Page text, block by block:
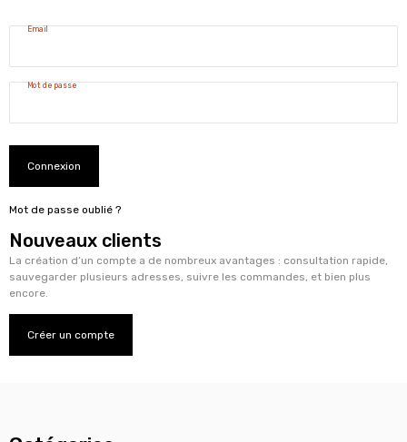
Email
Mot de passe
Connexion
Mot de passe oublié ?
Nouveaux clients
La création d’un compte a de nombreux avantages : consultation rapide,
sauvegarder plusieurs adresses, suivre les commandes, et bien plus
encore.
Créer un compte